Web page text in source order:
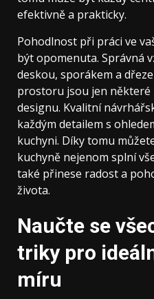
efektivně a prakticky.
Pohodlnost při práci ve
být opomenuta. Správná
deskou, sporákem a
prostoru jsou jen
designu. Kvalitní
každým detailem s
kuchyni. Díky tomu
kuchyně nejenom splní
také přinese radost a
života.
Naučte se
triky pro
míru